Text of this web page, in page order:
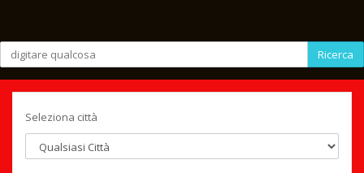
Ricerca
Seleziona città